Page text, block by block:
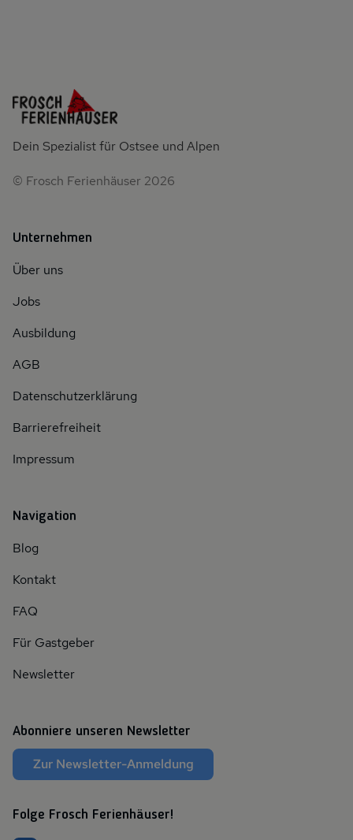
Dein Spezialist für Ostsee und Alpen
© Frosch Ferienhäuser 2026
Unternehmen
Über uns
Jobs
Ausbildung
AGB
Datenschutzerklärung
Barrierefreiheit
Impressum
Navigation
Blog
Kontakt
FAQ
Für Gastgeber
Newsletter
Abonniere unseren Newsletter
Zur Newsletter-Anmeldung
Folge Frosch Ferienhäuser!